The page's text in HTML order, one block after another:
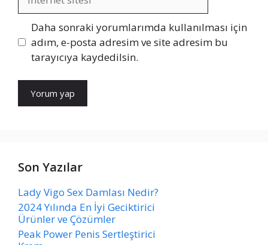
sitesi
Daha sonraki yorumlarımda kullanılması için
adım, e-posta adresim ve site adresim bu
tarayıcıya kaydedilsin.
Son Yazılar
Lady Vigo Sex Damlası Nedir?
2024 Yılında En İyi Geciktirici
Ürünler ve Çözümler
Peak Power Penis Sertleştirici